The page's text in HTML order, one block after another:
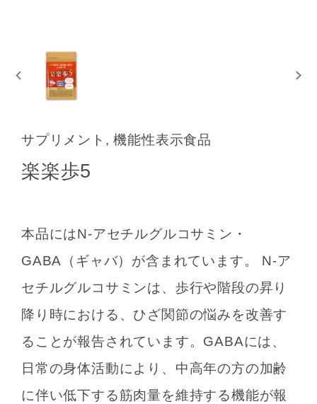
サプリメント, 機能性表示食品
楽楽歩5
本品にはN-アセチルグルコサミン・
GABA（ギャバ）が含まれています。 N-ア
セチルグルコサミンは、歩行や階段の昇り
降り時における、ひざ関節の悩みを改善す
ることが報告されています。GABAには、
日常の身体活動により、中高年の方の加齢
に伴い低下する筋肉量を維持する機能が報